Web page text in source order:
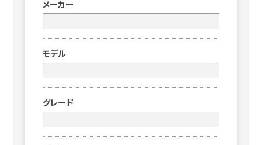
メーカー
モデル
グレード